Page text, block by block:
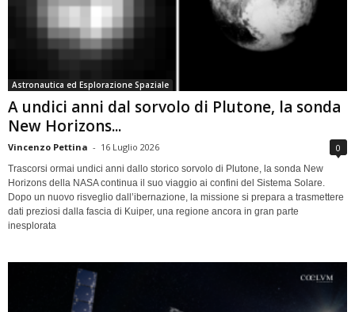
Astronautica ed Esplorazione Spaziale
A undici anni dal sorvolo di Plutone, la sonda
New Horizons...
Vincenzo Pettina - 16 Luglio 2026 0
Trascorsi ormai undici anni dallo storico sorvolo di Plutone, la sonda New
Horizons della NASA continua il suo viaggio ai confini del Sistema Solare.
Dopo un nuovo risveglio dall’ibernazione, la missione si prepara a trasmettere
dati preziosi dalla fascia di Kuiper, una regione ancora in gran parte
inesplorata